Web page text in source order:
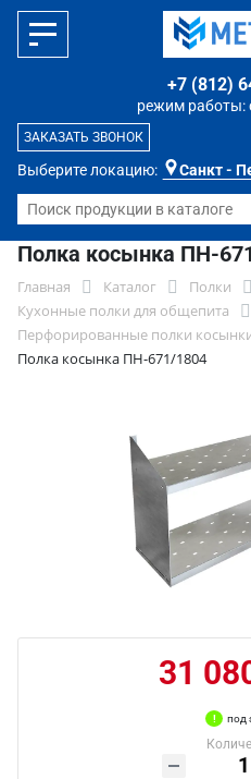
Выберите локацию: Санкт -
режим работы:
+7 (812)
ЗАКАЗАТЬ ЗВОНОК
Полка косынка ПН-
Главная Каталог
Полки
Кухонные полки для общепита
Перфорированные полки
Полка косынка ПН-671/1804
31
под